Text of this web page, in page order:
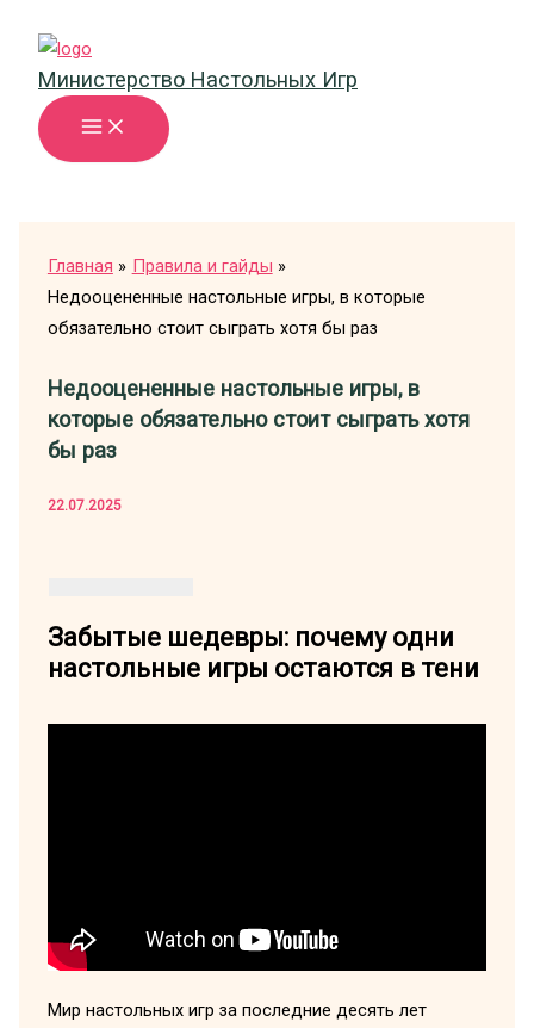
содержимому
Министерство Настольных Игр
Главная
Правила и гайды
Недооцененные настольные игры, в которые
обязательно стоит сыграть хотя бы раз
Недооцененные настольные игры, в
которые обязательно стоит сыграть хотя
бы раз
22.07.2025
Забытые шедевры: почему одни
настольные игры остаются в тени
Мир настольных игр за последние десять лет